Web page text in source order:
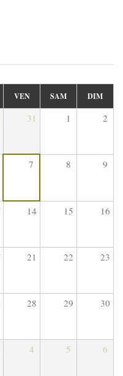
VEN SAM DIM
31 1 2
7 8 9
14 15 16
21 22 23
28 29 30
4 5 6